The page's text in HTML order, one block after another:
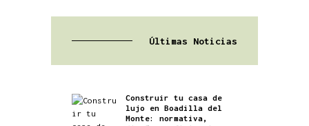
Últimas Noticias
Construir tu casa de
lujo en Boadilla del
Monte: normativa,